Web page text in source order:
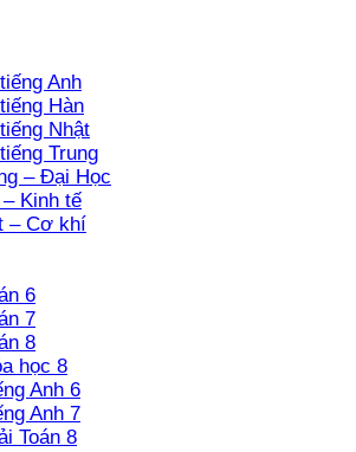
Anh
Hàn
Nhật
Trung
– Đại Học
– Kinh tế
– Cơ khí
6
7
8
học 8
Anh 6
Anh 7
Toán 8